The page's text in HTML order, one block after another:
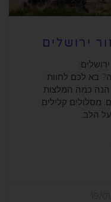
ירושלים
בא לכם לחוות
הנה כמה המלצות
מסלולים קלילים
הלב.